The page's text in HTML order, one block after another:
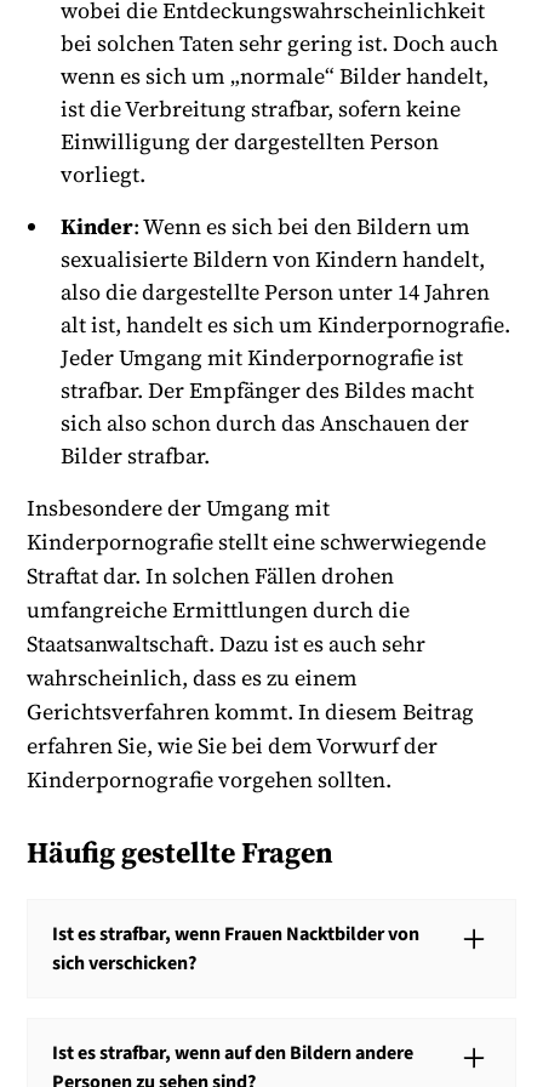
wobei die Entdeckungswahrscheinlichkeit
bei solchen Taten sehr gering ist. Doch auch
wenn es sich um „normale“ Bilder handelt,
ist die Verbreitung strafbar, sofern keine
Einwilligung der dargestellten Person
vorliegt.
Kinder: Wenn es sich bei den Bildern um
sexualisierte Bildern von Kindern handelt,
also die dargestellte Person unter 14 Jahren
alt ist, handelt es sich um Kinderpornografie.
Jeder Umgang mit Kinderpornografie ist
strafbar. Der Empfänger des Bildes macht
sich also schon durch das Anschauen der
Bilder strafbar.
Insbesondere der Umgang mit
Kinderpornografie stellt eine schwerwiegende
Straftat dar. In solchen Fällen drohen
umfangreiche Ermittlungen durch die
Staatsanwaltschaft. Dazu ist es auch sehr
wahrscheinlich, dass es zu einem
Gerichtsverfahren kommt. In diesem Beitrag
erfahren Sie, wie Sie bei dem Vorwurf der
Kinderpornografie vorgehen sollten.
Häufig gestellte Fragen
Ist es strafbar, wenn Frauen Nacktbilder von
sich verschicken?
Nacktbilder zu verschicken. Es ist ausnahmsweise
nicht strafbar, wenn der Empfänger dazu
Ist es strafbar, wenn auf den Bildern andere